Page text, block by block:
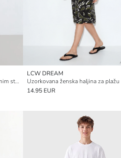
Ženske kupaće kratke hlače s elastičnim strukom
LCW DREAM
14.95 EUR